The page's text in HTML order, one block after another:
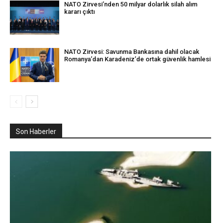
NATO Zirvesi’nden 50 milyar dolarlık silah alım
kararı çıktı
NATO Zirvesi: Savunma Bankasına dahil olacak
Romanya’dan Karadeniz’de ortak güvenlik hamlesi
Son Haberler